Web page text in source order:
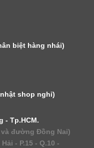
biệt hàng nhái)
shop nghỉ)
- Tp.HCM.
đường Đồng Nai)
- P.15 - Q.10 -